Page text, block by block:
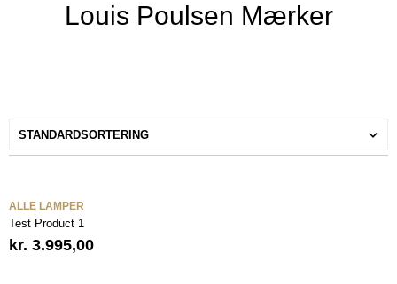
Louis Poulsen Mærker
ALLE LAMPER
Test Product 1
kr. 3.995,00